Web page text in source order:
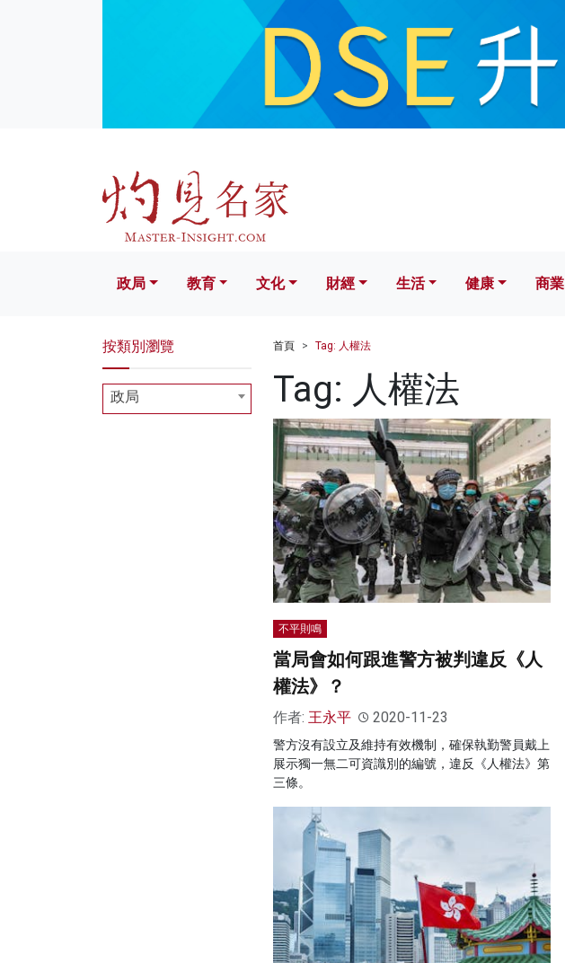
文化 財經 生活 健康
政局 教育 文化 財經 生活 健康 商業
首頁 Tag: 人權法
Tag: 人權法
不平則鳴
當局會如何跟進警方被判違反《人
權法》？
作者: 王永平 2020-11-23
警方沒有設立及維持有效機制，確保執勤警員戴上
展示獨一無二可資識別的編號，違反《人權法》第
三條。
按類別瀏覽
政局